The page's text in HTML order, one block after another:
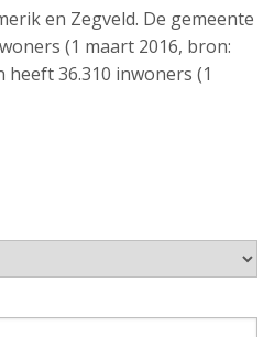
en Zegveld. De gemeente
(1 maart 2016, bron:
heeft 36.310 inwoners (1